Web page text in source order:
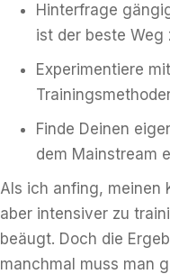
Hinterfrage
ist der beste Weg
Experimentiere
Finde Deinen
dem Mainstream
Als ich anfing, meinen
aber intensiver zu
beäugt. Doch die
manchmal muss man